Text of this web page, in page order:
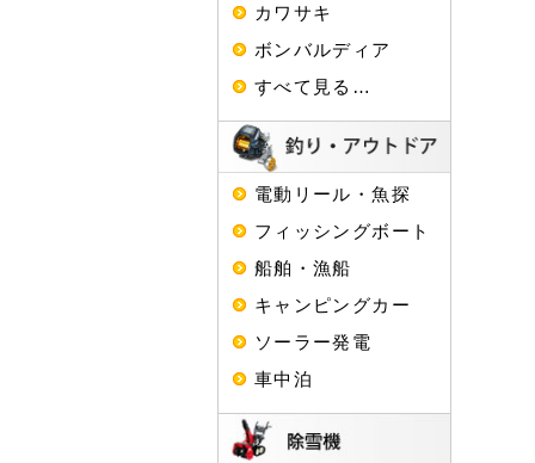
カワサキ
ボンバルディア
すべて見る…
電動リール・魚探
フィッシングボート
船舶・漁船
キャンピングカー
ソーラー発電
車中泊